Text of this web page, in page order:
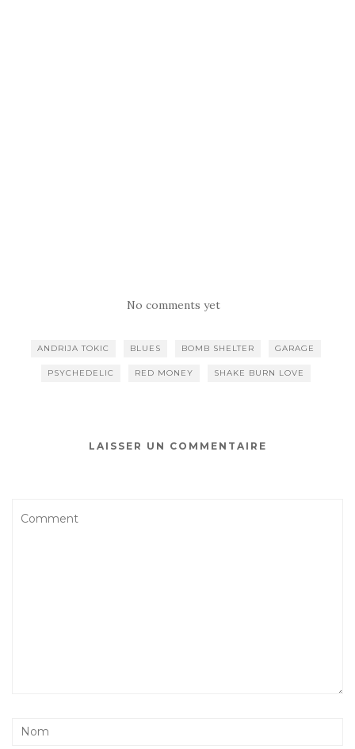
No comments yet
ANDRIJA TOKIC BLUES BOMB SHELTER GARAGE
PSYCHEDELIC RED MONEY SHAKE BURN LOVE
LAISSER UN COMMENTAIRE